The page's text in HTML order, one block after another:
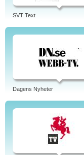
SVT Text
Dagens Nyheter